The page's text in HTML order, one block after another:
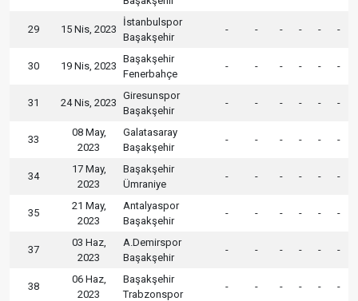
29 15 Nis, 2023
İstanbulspor
Başakşehir
- - - - - -
30 19 Nis, 2023
Başakşehir
Fenerbahçe
- - - - - -
31 24 Nis, 2023
Giresunspor
Başakşehir
- - - - - -
33
08 May,
2023
Galatasaray
Başakşehir
- - - - - -
34
17 May,
2023
Başakşehir
Ümraniye
- - - - - -
35
21 May,
2023
Antalyaspor
Başakşehir
- - - - - -
37
03 Haz,
2023
A.Demirspor
Başakşehir
- - - - - -
38
06 Haz,
2023
Başakşehir
Trabzonspor
- - - - - -